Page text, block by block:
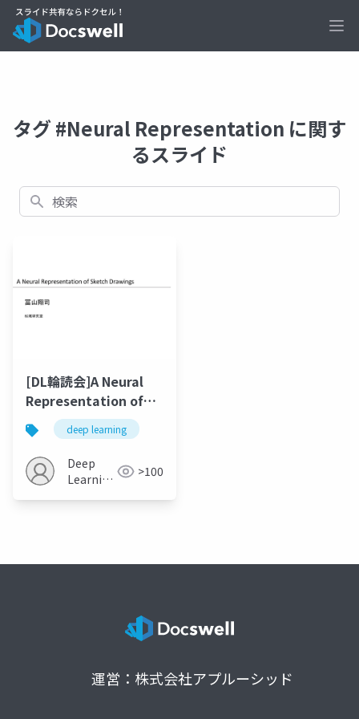
タグ #Neural Representation に関す
るスライド
検索
[DL輪読会]A Neural
Representation of
Sketch Drawings
deep learning
Deep
Learning
>100
運営：株式会社アプルーシッド